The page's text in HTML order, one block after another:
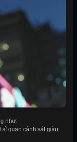
như:
quan cảnh sát giàu